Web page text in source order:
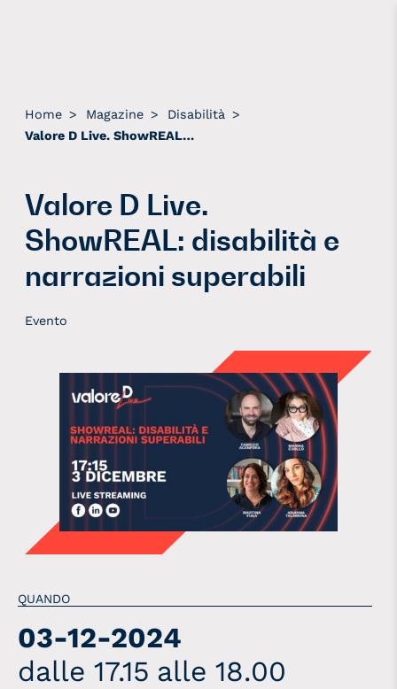
Home > Magazine > Disabilità >
Valore D Live. ShowREAL: disabilità e narrazioni superabili
Valore D Live.
ShowREAL: disabilità e
narrazioni superabili
Evento
QUANDO
03-12-2024
dalle 17.15 alle 18.00